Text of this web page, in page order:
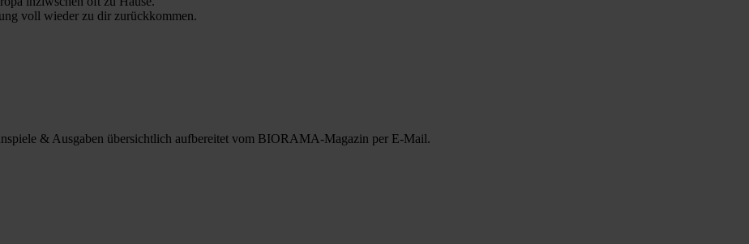
voll wieder zu dir zurückkommen.
& Ausgaben übersichtlich aufbereitet vom BIORAMA-Magazin per E-Mail.